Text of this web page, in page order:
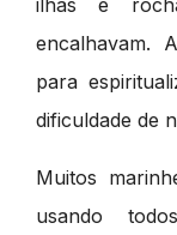
ilhas e
encalhavam.
para
dificuldade de
Muitos
usando